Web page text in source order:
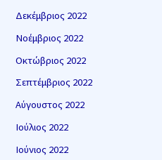
Δεκέμβριος 2022
Νοέμβριος 2022
Οκτώβριος 2022
Σεπτέμβριος 2022
Αύγουστος 2022
Ιούλιος 2022
Ιούνιος 2022